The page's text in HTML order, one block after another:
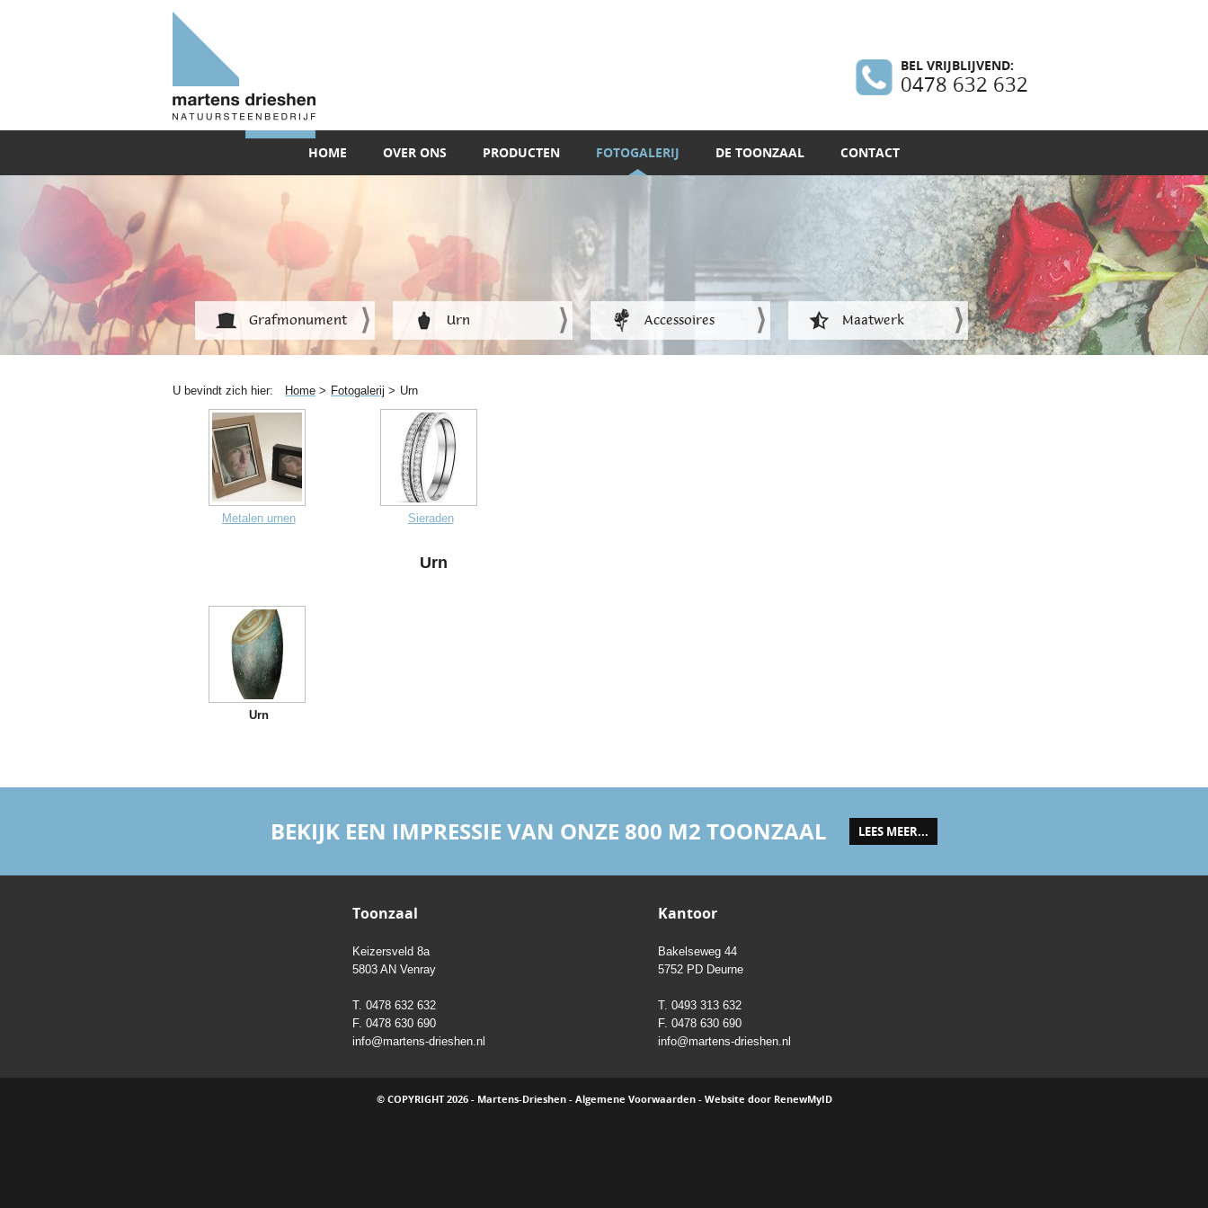
BEL VRIJBLIJVEND:
0478 632 632
HOME OVER ONS PRODUCTEN FOTOGALERIJ DE TOONZAAL CONTACT
Grafmonument Urn Accessoires Maatwerk
U bevindt zich hier: Home > Fotogalerij > Urn
Metalen urnen Sieraden
Urn
Urn
BEKIJK EEN IMPRESSIE VAN ONZE 800 M2 TOONZAAL LEES MEER...
Toonzaal
Keizersveld 8a
5803 AN Venray
T. 0478 632 632
F. 0478 630 690
info@martens-drieshen.nl
Kantoor
Bakelseweg 44
5752 PD Deurne
T. 0493 313 632
F. 0478 630 690
info@martens-drieshen.nl
© COPYRIGHT 2026 - Martens-Drieshen - Algemene Voorwaarden- Website door RenewMyID